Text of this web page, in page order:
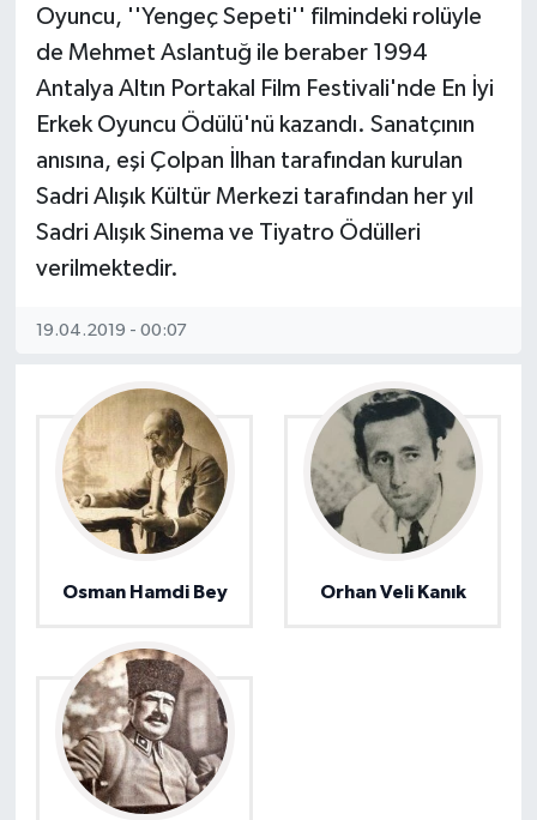
Oyuncu, ''Yengeç Sepeti'' filmindeki rolüyle
de Mehmet Aslantuğ ile beraber 1994
Antalya Altın Portakal Film Festivali'nde En İyi
Erkek Oyuncu Ödülü'nü kazandı. Sanatçının
anısına, eşi Çolpan İlhan tarafından kurulan
Sadri Alışık Kültür Merkezi tarafından her yıl
Sadri Alışık Sinema ve Tiyatro Ödülleri
verilmektedir.
19.04.2019 - 00:07
Osman Hamdi Bey Orhan Veli Kanık